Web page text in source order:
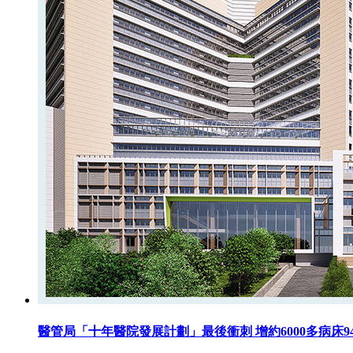
醫管局「十年醫院發展計劃」最後衝刺 增約6000多病床